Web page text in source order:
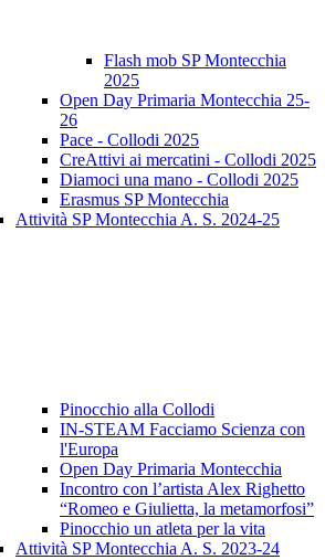
Flash mob SP Montecchia
2025
Open Day Primaria Montecchia 25-
26
Pace - Collodi 2025
CreAttivi ai mercatini - Collodi 2025
Diamoci una mano - Collodi 2025
Erasmus SP Montecchia
Attività SP Montecchia A. S. 2024-25
Pinocchio alla Collodi
IN-STEAM Facciamo Scienza con
l'Europa
Open Day Primaria Montecchia
Incontro con l’artista Alex Righetto
“Romeo e Giulietta, la metamorfosi”
Pinocchio un atleta per la vita
Attività SP Montecchia A. S. 2023-24